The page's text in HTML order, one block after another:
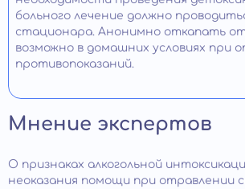
больного лечение должно
стационара. Анонимно откапать от
возможно в домашних условиях при
противопоказаний.
Мнение экспертов
О признаках алкогольной
неоказания помощи при отравлении